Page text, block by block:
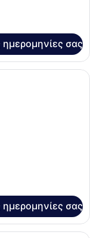
ημερομηνίες σας
ξενοδοχείου με ένα
ημερομηνίες σας
υψηλής